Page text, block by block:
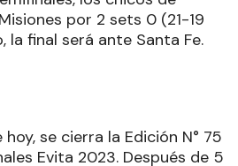
por 2 sets 0 (21-19
la final será ante Santa Fe.
se cierra la Edición N° 75
Evita 2023. Después de 5